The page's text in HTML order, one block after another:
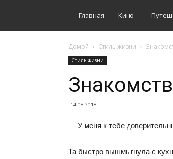
Главная Кино
Домой Стиль жизни
Стиль жизни
14.08.2018
— У меня к тебе
Та быстро вышмыгнула с